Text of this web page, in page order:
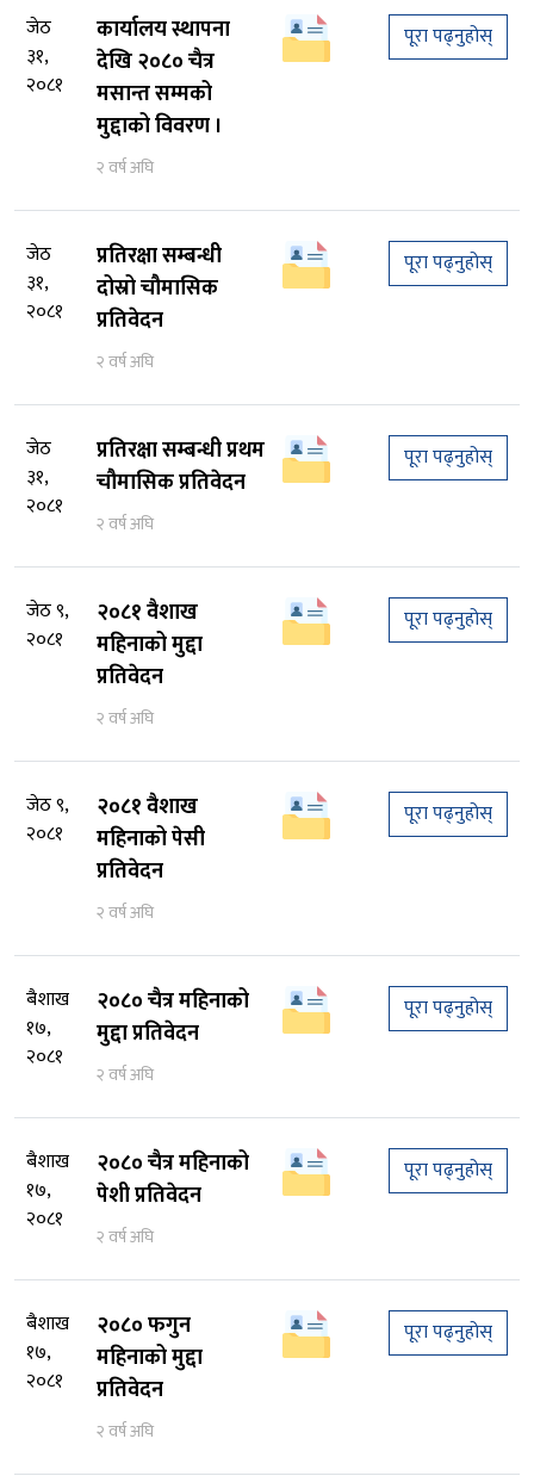
जेठ
३१,
२०८१
कार्यालय स्थापना
देखि २०८० चैत्र
मसान्त सम्मको
मुद्दाको विवरण ।
२ वर्ष अघि
पूरा पढ्नुहोस्
जेठ
३१,
२०८१
प्रतिरक्षा सम्बन्धी
दोस्रो चौमासिक
प्रतिवेदन
२ वर्ष अघि
पूरा पढ्नुहोस्
जेठ
३१,
२०८१
प्रतिरक्षा सम्बन्धी प्रथम
चौमासिक प्रतिवेदन
२ वर्ष अघि
पूरा पढ्नुहोस्
जेठ ९,
२०८१
२०८१ वैशाख
महिनाको मुद्दा
प्रतिवेदन
२ वर्ष अघि
पूरा पढ्नुहोस्
जेठ ९,
२०८१
२०८१ वैशाख
महिनाको पेसी
प्रतिवेदन
२ वर्ष अघि
पूरा पढ्नुहोस्
बैशाख
१७,
२०८१
२०८० चैत्र महिनाको
मुद्दा प्रतिवेदन
२ वर्ष अघि
पूरा पढ्नुहोस्
बैशाख
१७,
२०८१
२०८० चैत्र महिनाको
पेशी प्रतिवेदन
२ वर्ष अघि
पूरा पढ्नुहोस्
बैशाख
१७,
२०८१
२०८० फगुन
महिनाको मुद्दा
प्रतिवेदन
२ वर्ष अघि
पूरा पढ्नुहोस्